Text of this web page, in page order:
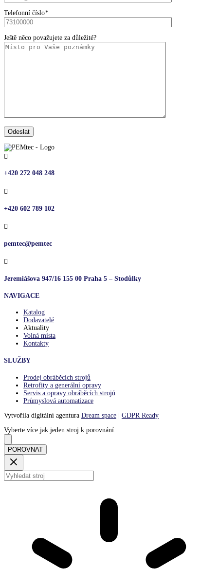
Telefonní číslo*
Ještě něco považujete za důležité?

+420 272 048 248

+420 602 789 102

pemtec@pemtec

Jeremiášova 947/16 155 00 Praha 5 – Stodůlky
NAVIGACE
Katalog
Dodavatelé
Aktuality
Volná místa
Kontakty
SLUŽBY
Prodej obráběcích strojů
Retrofity a generální opravy
Servis a opravy obráběcích strojů
Průmyslová automatizace
Vytvořila digitální agentura Dream space | GDPR Ready
Vyberte více jak jeden stroj k porovnání.
POROVNAT